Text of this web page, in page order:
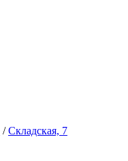
/Складская, 7